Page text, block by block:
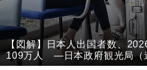
【図解】日本人出国者数、
109万人 ―日本政府観光局（